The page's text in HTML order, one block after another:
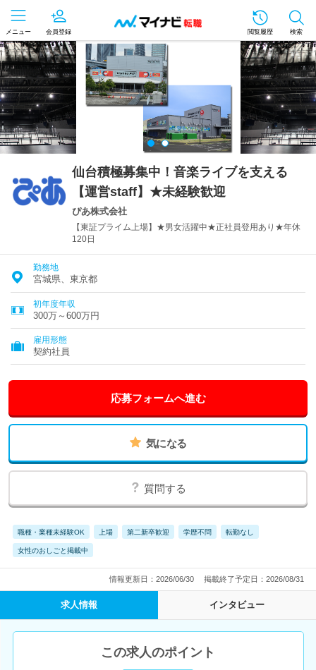
メニュー 会員登録 閲覧履歴 検索
仙台積極募集中！音楽ライブを支える
【運営staff】★未経験歓迎
ぴあ株式会社
【東証プライム上場】★男女活躍中★正社員登用あり★年休
120日
勤務地
宮城県、東京都
初年度年収
300万～600万円
雇用形態
契約社員
応募フォームへ進む
気になる
質問する
職種・業種未経験OK 上場 第二新卒歓迎 学歴不問 転勤なし
女性のおしごと掲載中
情報更新日：2026/06/30 掲載終了予定日：2026/08/31
求人情報 インタビュー
この求人のポイント